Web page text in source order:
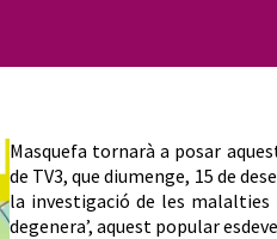
Masquefa tornarà a posar
de TV3, que diumenge, 15 de
la investigació de les malalties
degenera’, aquest popular